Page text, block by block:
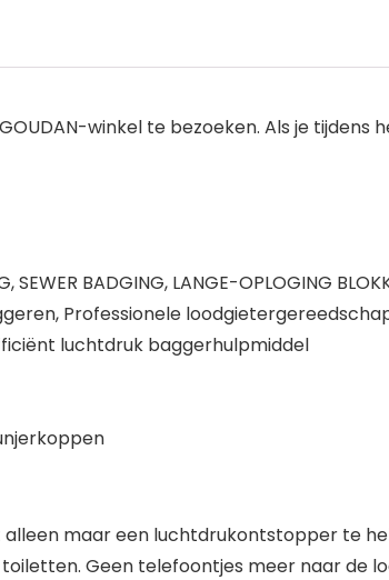
winkel te bezoeken. Als je
SEWER BADGING, LANGE-
Professionele
luchtdruk baggerhulpmiddel
alleen maar een luchtdrukontstopper te
Geen telefoontjes meer naar de